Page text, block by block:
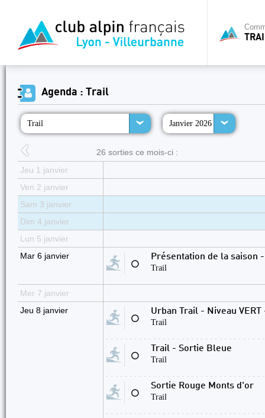
Agenda : Trail
Trail Janvier 2026
26 sorties ce mois-ci :
Jeu 1 janvier
Ven 2 janvier
Sam 3 janvier
Dim 4 janvier
Lun 5 janvier
Mar 6 janvier
⚪
Présentation de la saison
Trail
Mer 7 janvier
Jeu 8 janvier
⚪
Urban Trail - Niveau
Trail
⚪
Trail - Sortie Bleue
Trail
⚪
Sortie Rouge Monts d'or
Trail